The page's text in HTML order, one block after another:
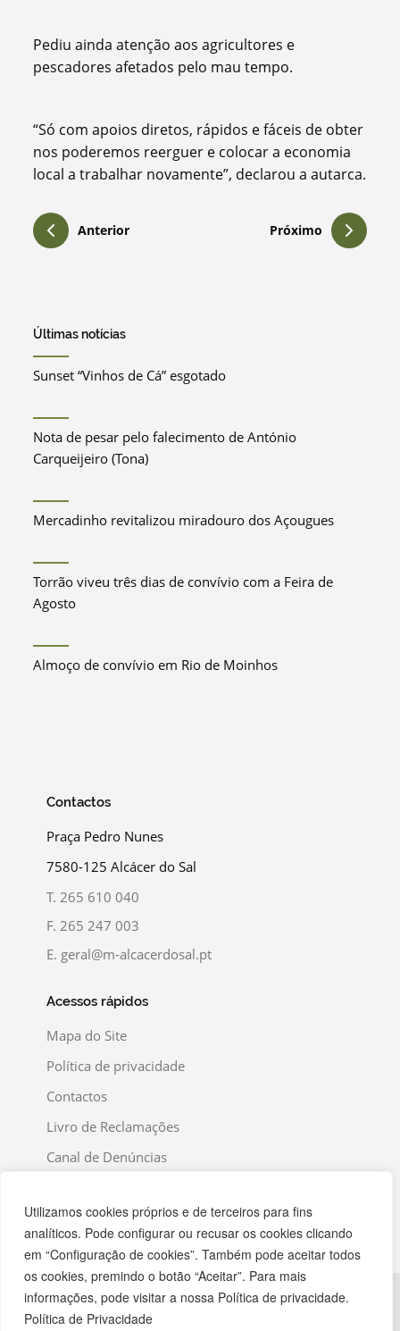
Utilizamos cookies próprios e de terceiros para fins
analíticos. Pode configurar ou recusar os cookies clicando
em “Configuração de cookies”. Também pode aceitar todos
os cookies, premindo o botão “Aceitar”. Para mais
informações, pode visitar a nossa Política de privacidade.
Política de Privacidade
Pediu ainda atenção aos agricultores e
pescadores afetados pelo mau tempo.
“Só com apoios diretos, rápidos e fáceis de obter
nos poderemos reerguer e colocar a economia
local a trabalhar novamente”, declarou a autarca.
Anterior Próximo
Últimas notícias
Sunset “Vinhos de Cá” esgotado
Nota de pesar pelo falecimento de António
Carqueijeiro (Tona)
Mercadinho revitalizou miradouro dos Açougues
Torrão viveu três dias de convívio com a Feira de
Agosto
Almoço de convívio em Rio de Moinhos
Contactos
Praça Pedro Nunes
7580-125 Alcácer do Sal
T. 265 610 040
F. 265 247 003
E. geral@m-alcacerdosal.pt
Acessos rápidos
Mapa do Site
Política de privacidade
Contactos
Livro de Reclamações
Canal de Denúncias